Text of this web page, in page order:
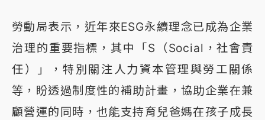
勞動局表示，近年來ESG永續理念已成為企業
治理的重要指標，其中「S（Social，社會責
任）」，特別關注人力資本管理與勞工關係
等，盼透過制度性的補助計畫，協助企業在兼
顧營運的同時，也能支持育兒爸媽在孩子成長